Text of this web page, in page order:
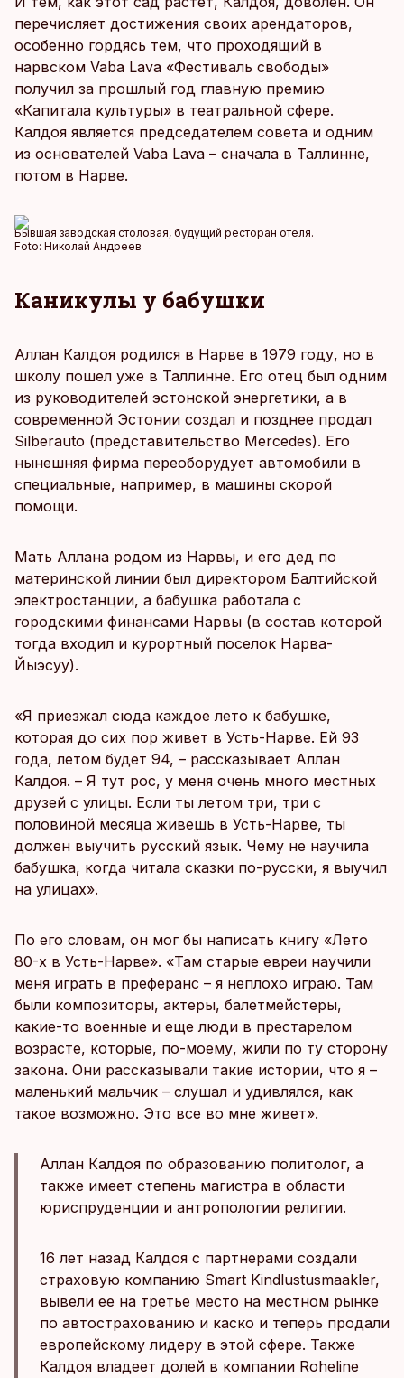
перечисляет достижения своих арендаторов,
особенно гордясь тем, что проходящий в
нарвском Vaba Lava «Фестиваль свободы»
получил за прошлый год главную премию
«Капитала культуры» в театральной сфере.
Калдоя является председателем совета и одним
из основателей Vaba Lava – сначала в Таллинне,
потом в Нарве.
Бывшая заводская столовая, будущий ресторан отеля.
Foto: Николай Андреев
Каникулы у бабушки
Аллан Калдоя родился в Нарве в 1979 году, но в
школу пошел уже в Таллинне. Его отец был одним
из руководителей эстонской энергетики, а в
современной Эстонии создал и позднее продал
Silberauto (представительство Mercedes). Его
нынешняя фирма переоборудует автомобили в
специальные, например, в машины скорой
помощи.
Мать Аллана родом из Нарвы, и его дед по
материнской линии был директором Балтийской
электростанции, а бабушка работала с
городскими финансами Нарвы (в состав которой
тогда входил и курортный поселок Нарва-
Йыэсуу).
«Я приезжал сюда каждое лето к бабушке,
которая до сих пор живет в Усть-Нарве. Ей 93
года, летом будет 94, – рассказывает Аллан
Калдоя. – Я тут рос, у меня очень много местных
друзей с улицы. Если ты летом три, три с
половиной месяца живешь в Усть-Нарве, ты
должен выучить русский язык. Чему не научила
бабушка, когда читала сказки по-русски, я выучил
на улицах».
По его словам, он мог бы написать книгу «Лето
80-х в Усть-Нарве». «Там старые евреи научили
меня играть в преферанс – я неплохо играю. Там
были композиторы, актеры, балетмейстеры,
какие-то военные и еще люди в престарелом
возрасте, которые, по-моему, жили по ту сторону
закона. Они рассказывали такие истории, что я –
маленький мальчик – слушал и удивлялся, как
такое возможно. Это все во мне живет».
Аллан Калдоя по образованию политолог, а
также имеет степень магистра в области
юриспруденции и антропологии религии.
16 лет назад Калдоя с партнерами создали
страховую компанию Smart Kindlustusmaakler,
вывели ее на третье место на местном рынке
по автострахованию и каско и теперь продали
европейскому лидеру в этой сфере. Также
Калдоя владеет долей в компании Roheline